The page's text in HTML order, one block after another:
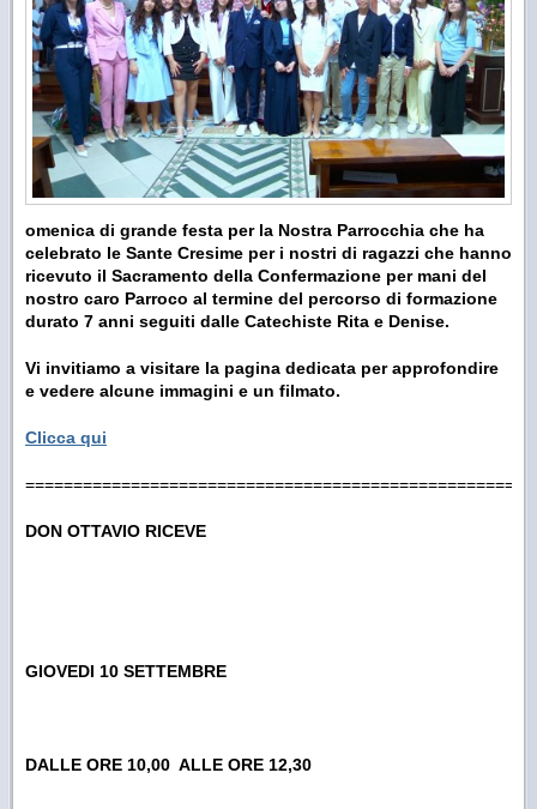
omenica di grande festa per la Nostra Parrocchia che ha
celebrato le Sante Cresime per i nostri di ragazzi che hanno
ricevuto il Sacramento della Confermazione per mani del
nostro caro Parroco al termine del percorso di formazione
durato 7 anni seguiti dalle Catechiste Rita e Denise.
Vi invitiamo a visitare la pagina dedicata per approfondire
e vedere alcune immagini e un filmato.
Clicca qui
DON OTTAVIO RICEVE
GIOVEDI 10 SETTEMBRE
DALLE ORE 10,00 ALLE ORE 12,30